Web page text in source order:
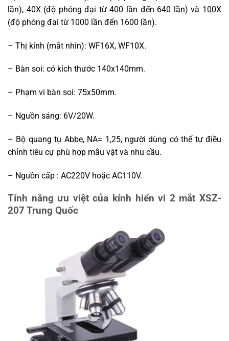
lần), 40X (độ phóng đại từ 400 lần đến 640 lần) và 100X
(độ phóng đại từ 1000 lần đến 1600 lần).
– Thị kính (mắt nhìn): WF16X, WF10X.
– Bàn soi: có kích thước 140x140mm.
– Phạm vi bàn soi: 75x50mm.
– Nguồn sáng: 6V/20W.
– Bộ quang tụ Abbe, NA= 1,25, người dùng có thể tự điều
chỉnh tiêu cự phù hợp mẫu vật và nhu cầu.
– Nguồn cấp : AC220V hoặc AC110V.
Tính năng ưu việt của kính hiển vi 2 mắt XSZ-
207 Trung Quốc